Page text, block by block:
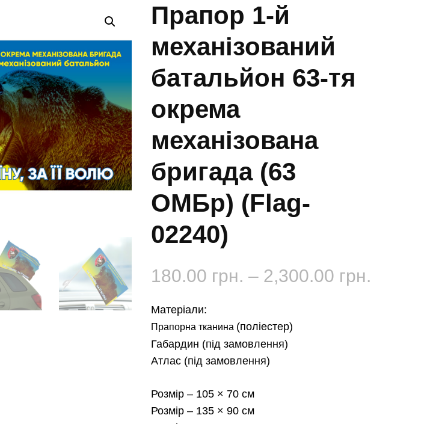
Прапор 1-й
механізований
батальйон 63-тя
окрема
механізована
бригада (63
ОМБр) (Flag-
02240)
180.00 грн. – 2,300.00 грн.
Матеріали:
Прапорна тканина (поліестер)
Габардин (під замовлення)
Атлас (під замовлення)
Розмір – 105 × 70 см
Розмір – 135 × 90 см